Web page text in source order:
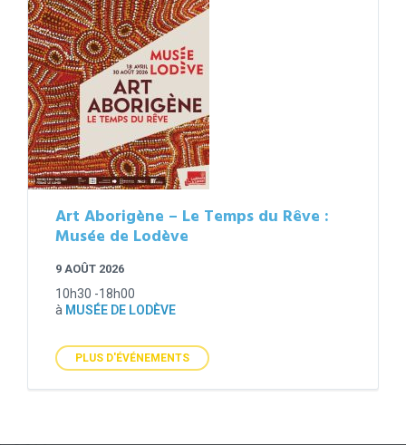
Art Aborigène – Le Temps du Rêve :
Musée de Lodève
9 AOÛT 2026
10h30 -18h00
à MUSÉE DE LODÈVE
PLUS D'ÉVÉNEMENTS